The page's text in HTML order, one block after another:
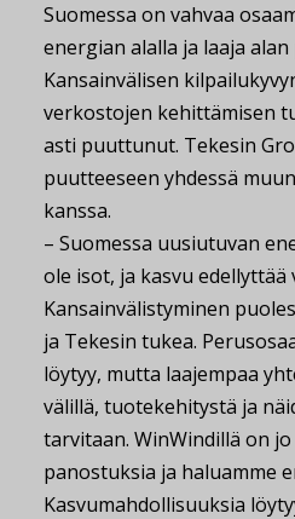
Suomessa on vahvaa
energian alalla ja laaja
Kansainvälisen
verkostojen kehittämisen
asti puuttunut. Tekesin
puutteeseen yhdessä
kanssa.
– Suomessa uusiutuvan
ole isot, ja kasvu edellyttää
Kansainvälistyminen
ja Tekesin tukea.
löytyy, mutta laajempaa
välillä, tuotekehitystä ja
tarvitaan. WinWindillä on
panostuksia ja haluamme
Kasvumahdollisuuksia